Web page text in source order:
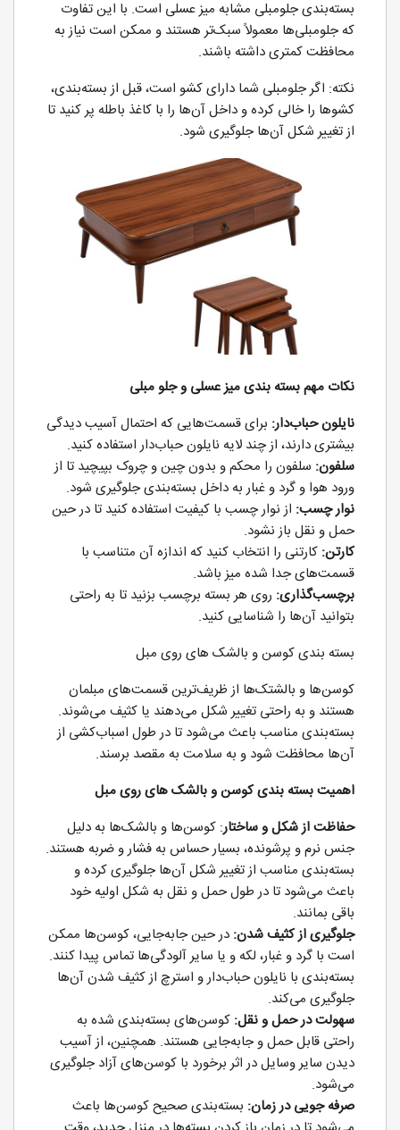
بسته‌بندی جلومبلی مشابه میز عسلی است. با این تفاوت
که جلومبلی‌ها معمولاً سبک‌تر هستند و ممکن است نیاز به
محافظت کمتری داشته باشند.
نکته: اگر جلومبلی شما دارای کشو است، قبل از بسته‌بندی،
کشوها را خالی کرده و داخل آن‌ها را با کاغذ باطله پر کنید تا
از تغییر شکل آن‌ها جلوگیری شود.
نکات مهم بسته بندی میز عسلی و جلو مبلی
نایلون حباب‌دار: برای قسمت‌هایی که احتمال آسیب دیدگی
بیشتری دارند، از چند لایه نایلون حباب‌دار استفاده کنید.
سلفون: سلفون را محکم و بدون چین و چروک بپیچید تا از
ورود هوا و گرد و غبار به داخل بسته‌بندی جلوگیری شود.
نوار چسب: از نوار چسب با کیفیت استفاده کنید تا در حین
حمل و نقل باز نشود.
کارتن: کارتنی را انتخاب کنید که اندازه آن متناسب با
قسمت‌های جدا شده میز باشد.
برچسب‌گذاری: روی هر بسته برچسب بزنید تا به راحتی
بتوانید آن‌ها را شناسایی کنید.
بسته بندی کوسن و بالشک های روی مبل
کوسن‌ها و بالشتک‌ها از ظریف‌ترین قسمت‌های مبلمان
هستند و به راحتی تغییر شکل می‌دهند یا کثیف می‌شوند.
بسته‌بندی مناسب باعث می‌شود تا در طول اسباب‌کشی از
آن‌ها محافظت شود و به سلامت به مقصد برسند.
اهمیت بسته بندی کوسن و بالشک های روی مبل
حفاظت از شکل و ساختار: کوسن‌ها و بالشک‌ها به دلیل
جنس نرم و پرشونده، بسیار حساس به فشار و ضربه هستند.
بسته‌بندی مناسب از تغییر شکل آن‌ها جلوگیری کرده و
باعث می‌شود تا در طول حمل و نقل به شکل اولیه خود
باقی بمانند.
جلوگیری از کثیف شدن: در حین جابه‌جایی، کوسن‌ها ممکن
است با گرد و غبار، لکه و یا سایر آلودگی‌ها تماس پیدا کنند.
بسته‌بندی با نایلون حباب‌دار و استرچ از کثیف شدن آن‌ها
جلوگیری می‌کند.
سهولت در حمل و نقل: کوسن‌های بسته‌بندی شده به
راحتی قابل حمل و جابه‌جایی هستند. همچنین، از آسیب
دیدن سایر وسایل در اثر برخورد با کوسن‌های آزاد جلوگیری
می‌شود.
صرفه جویی در زمان: بسته‌بندی صحیح کوسن‌ها باعث